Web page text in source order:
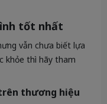
tốt nhất
vẫn chưa biết lựa
khỏe thì hãy tham
thương hiệu